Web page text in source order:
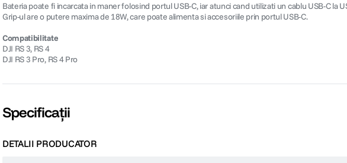
Bateria poate fi incarcata in maner folosind portul USB-C, iar atunci cand utilizati un cablu USB-C
Grip-ul are o putere maxima de 18W, care poate alimenta si accesoriile prin portul USB-C.
Compatibilitate
DJI RS 3, RS 4
DJI RS 3 Pro, RS 4 Pro
Specificații
DETALII PRODUCATOR